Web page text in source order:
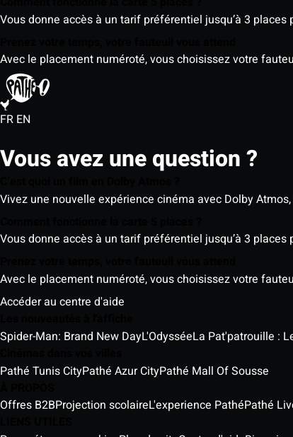
Vous donne accès à un tarif préférentiel jusqu’à 3
Avec le placement numéroté, vous choisissez votre
FR EN
Vous avez une question ?
Vivez une nouvelle expérience cinéma avec Dolby
Vous donne accès à un tarif préférentiel jusqu’à 3
Avec le placement numéroté, vous choisissez votre
Accéder au centre d'aide
Spider-Man: Brand New DayL'OdysséeLa Pat'patrouille :
Pathé Tunis CityPathé Azur CityPathé Mall Of Sousse
Offres B2BProjection scolaireL'experience PathéPathé